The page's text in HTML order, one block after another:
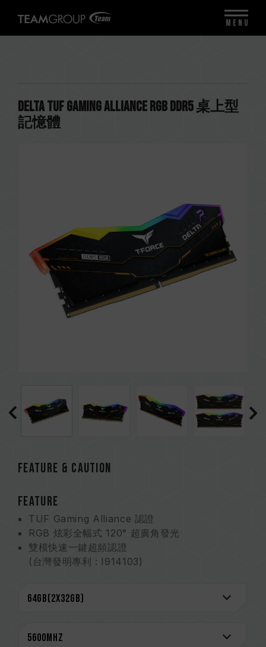
DELTA TUF Gaming Alliance RGB DDR5 桌上型
記憶體
FEATURE & CAUTION
FEATURE
TUF Gaming Alliance 認證
RGB 炫彩全幅式 120° 超廣角發光
雙模快速一鍵超頻認證
(台灣發明專利 : I914103)
嚴選高品質 IC
台灣新型專利 (證書號 : M640994)
MENU